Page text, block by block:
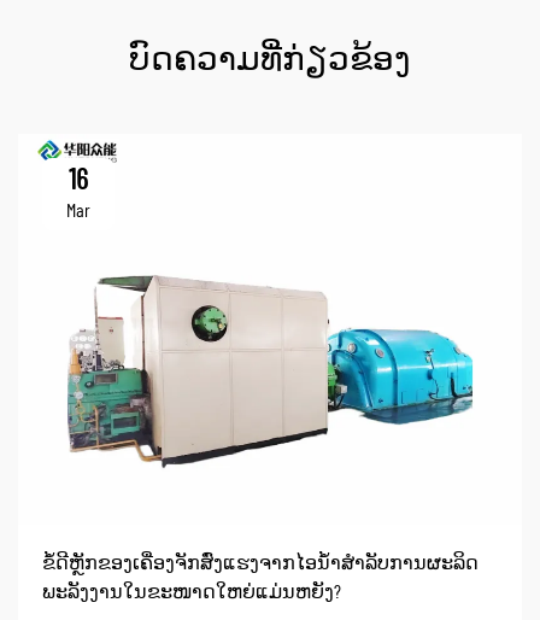
ບົດຄວາມທີ່ກ່ຽວຂ້ອງ
16
Mar
ຂໍ້ດີຫຼັກຂອງເຄື່ອງຈັກສົ່ງແຮງຈາກໄອນ້ຳສຳລັບການຜະລິດ
ພະລັງງານໃນຂະໜາດໃຫຍ່ແມ່ນຫຍັງ?